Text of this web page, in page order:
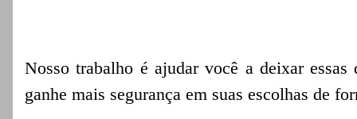
Nosso trabalho é ajudar você a deixar essas
ganhe mais segurança em suas escolhas de